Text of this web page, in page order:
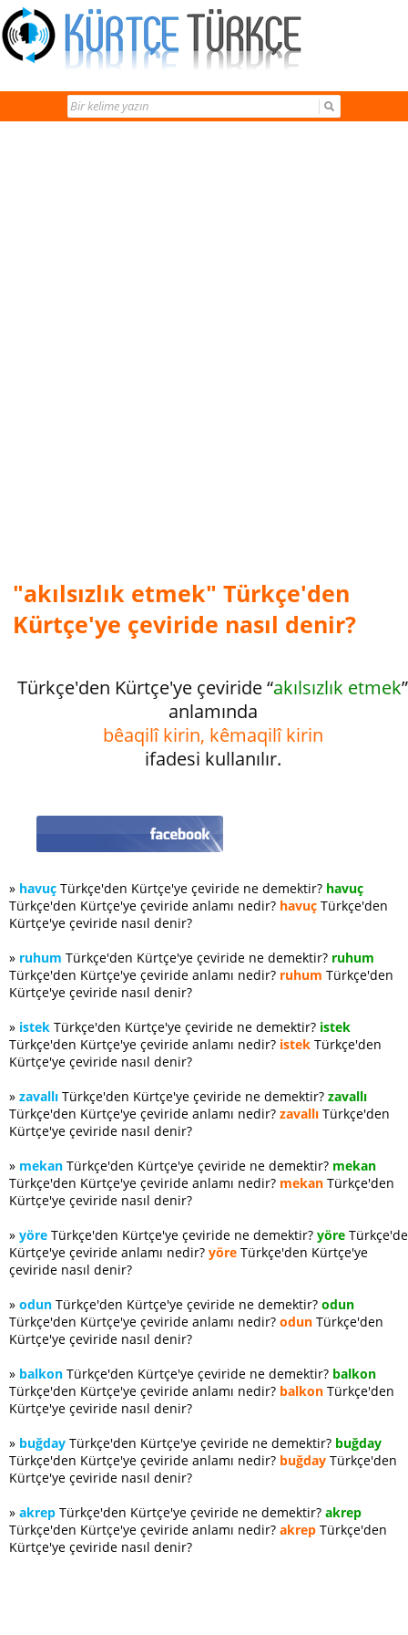
"akılsızlık etmek" Türkçe'den
Kürtçe'ye çeviride nasıl denir?
Türkçe'den Kürtçe'ye çeviride “akılsızlık etmek”
anlamında
bêaqilî kirin, kêmaqilî kirin
ifadesi kullanılır.
» havuç Türkçe'den Kürtçe'ye çeviride ne demektir? havuç
Türkçe'den Kürtçe'ye çeviride anlamı nedir? havuç Türkçe'den
Kürtçe'ye çeviride nasıl denir?
» ruhum Türkçe'den Kürtçe'ye çeviride ne demektir? ruhum
Türkçe'den Kürtçe'ye çeviride anlamı nedir? ruhum Türkçe'den
Kürtçe'ye çeviride nasıl denir?
» istek Türkçe'den Kürtçe'ye çeviride ne demektir? istek
Türkçe'den Kürtçe'ye çeviride anlamı nedir? istek Türkçe'den
Kürtçe'ye çeviride nasıl denir?
» zavallı Türkçe'den Kürtçe'ye çeviride ne demektir? zavallı
Türkçe'den Kürtçe'ye çeviride anlamı nedir? zavallı Türkçe'den
Kürtçe'ye çeviride nasıl denir?
» mekan Türkçe'den Kürtçe'ye çeviride ne demektir? mekan
Türkçe'den Kürtçe'ye çeviride anlamı nedir? mekan Türkçe'den
Kürtçe'ye çeviride nasıl denir?
» yöre Türkçe'den Kürtçe'ye çeviride ne demektir? yöre
Kürtçe'ye çeviride anlamı nedir? yöre Türkçe'den Kürtçe'ye
çeviride nasıl denir?
» odun Türkçe'den Kürtçe'ye çeviride ne demektir? odun
Türkçe'den Kürtçe'ye çeviride anlamı nedir? odun Türkçe'den
Kürtçe'ye çeviride nasıl denir?
» balkon Türkçe'den Kürtçe'ye çeviride ne demektir? balkon
Türkçe'den Kürtçe'ye çeviride anlamı nedir? balkon Türkçe'den
Kürtçe'ye çeviride nasıl denir?
» buğday Türkçe'den Kürtçe'ye çeviride ne demektir? buğday
Türkçe'den Kürtçe'ye çeviride anlamı nedir? buğday Türkçe'den
Kürtçe'ye çeviride nasıl denir?
» akrep Türkçe'den Kürtçe'ye çeviride ne demektir? akrep
Türkçe'den Kürtçe'ye çeviride anlamı nedir? akrep Türkçe'den
Kürtçe'ye çeviride nasıl denir?